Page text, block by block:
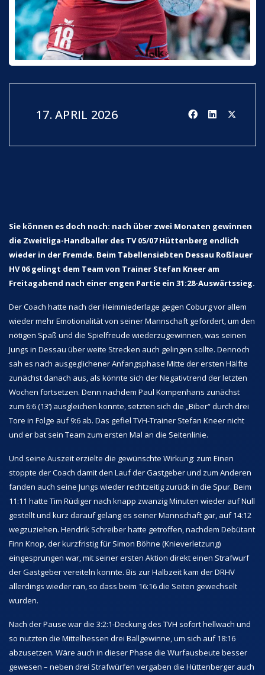
17. APRIL 2026
Sie können es doch noch: nach über zwei Monaten gewinnen
die Zweitliga-Handballer des TV 05/07 Hüttenberg endlich
wieder in der Fremde. Beim Tabellensiebten Dessau Roßlauer
HV 06 gelingt dem Team von Trainer Stefan Kneer am
Freitagabend nach einer engen Partie ein 31:28-Auswärtssieg.
Der Coach hatte nach der Heimniederlage gegen Coburg vor allem
wieder mehr Emotionalität von seiner Mannschaft gefordert, um den
nötigen Spaß und die Spielfreude wiederzugewinnen, was seinen
Jungs in Dessau über weite Strecken auch gelingen sollte. Dennoch
sah es nach ausgeglichener Anfangsphase Mitte der ersten Hälfte
zunächst danach aus, als könnte sich der Negativtrend der letzten
Wochen fortsetzen. Denn nachdem Paul Kompenhans zunächst
zum 6:6 (13‘) ausgleichen konnte, setzten sich die „Biber“ durch drei
Tore in Folge auf 9:6 ab. Das gefiel TVH-Trainer Stefan Kneer nicht
und er bat sein Team zum ersten Mal an die Seitenlinie.
Und seine Auszeit erzielte die gewünschte Wirkung: zum Einen
stoppte der Coach damit den Lauf der Gastgeber und zum Anderen
fanden auch seine Jungs wieder rechtzeitig zurück in die Spur. Beim
11:11 hatte Tim Rüdiger nach knapp zwanzig Minuten wieder auf Null
gestellt und kurz darauf gelang es seiner Mannschaft gar, auf 14:12
wegzuziehen. Hendrik Schreiber hatte getroffen, nachdem Debütant
Finn Knop, der kurzfristig für Simon Böhne (Knieverletzung)
eingesprungen war, mit seiner ersten Aktion direkt einen Strafwurf
der Gastgeber vereiteln konnte. Bis zur Halbzeit kam der DRHV
allerdings wieder ran, so dass beim 16:16 die Seiten gewechselt
wurden.
Nach der Pause war die 3:2:1-Deckung des TVH sofort hellwach und
so nutzten die Mittelhessen drei Ballgewinne, um sich auf 18:16
abzusetzen. Wäre auch in dieser Phase die Wurfausbeute besser
gewesen – neben drei Strafwürfen vergaben die Hüttenberger auch